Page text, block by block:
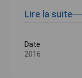
Lire la suite
Date:
2016